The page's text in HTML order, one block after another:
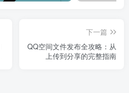
下一篇
QQ空间文件发布全攻略：从
上传到分享的完整指南